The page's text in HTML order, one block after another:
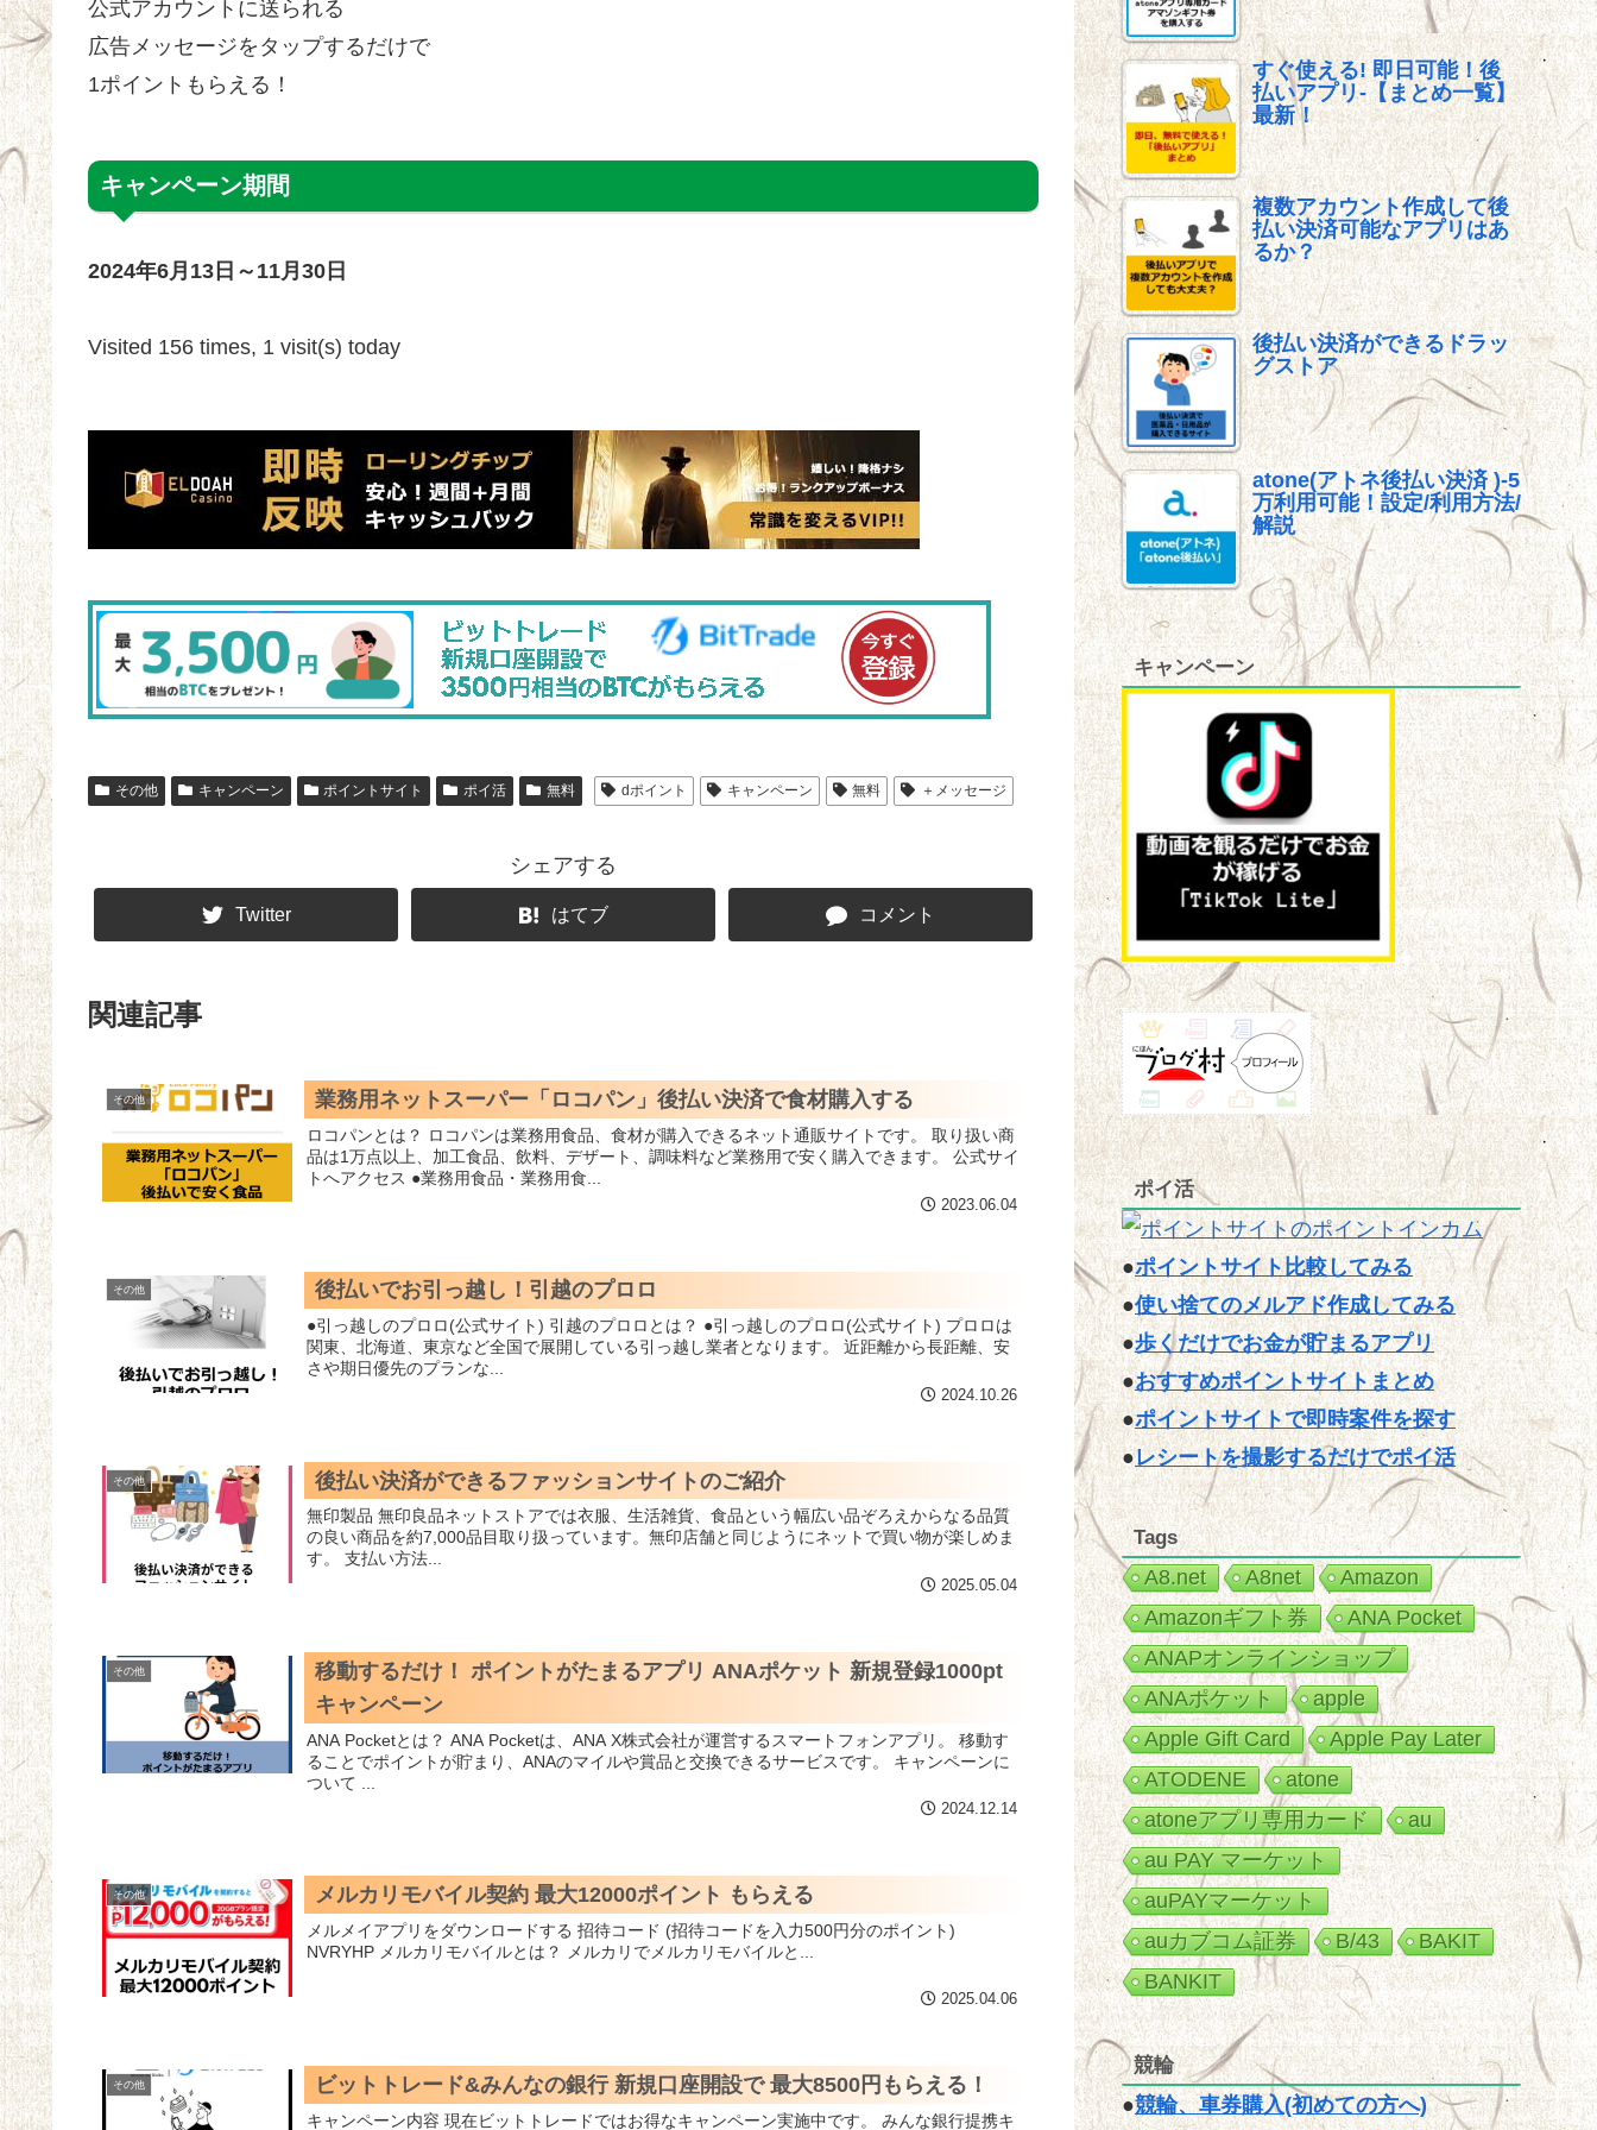
公式アカウントに送られる
広告メッセージをタップするだけで
1ポイントもらえる！
キャンペーン期間
2024年6月13日～11月30日
Visited 156 times, 1 visit(s) today
その他 キャンペーン ポイントサイト ポイ活 無料 dポイント キャンペーン 無料 ＋メッセージ
シェアする
Twitter はてブ コメント
関連記事
その他 業務用ネットスーパー「ロコパン」後払い決済で食材購入する
ロコパンとは？ ロコパンは業務用食品、食材が購入できるネット通販サイトです。 取り扱い商
品は1万点以上、加工食品、飲料、デザート、調味料など業務用で安く購入できます。 公式サイ
トへアクセス ●業務用食品・業務用食...
2023.06.04
その他 後払いでお引っ越し！引越のプロロ
●引っ越しのプロロ(公式サイト) 引越のプロロとは？ ●引っ越しのプロロ(公式サイト) プロロは
関東、北海道、東京など全国で展開している引っ越し業者となります。 近距離から長距離、安
さや期日優先のプランな...
2024.10.26
その他 後払い決済ができるファッションサイトのご紹介
無印製品 無印良品ネットストアでは衣服、生活雑貨、食品という幅広い品ぞろえからなる品質
の良い商品を約7,000品目取り扱っています。無印店舗と同じようにネットで買い物が楽しめま
す。 支払い方法...
2025.05.04
その他
移動するだけ！ ポイントがたまるアプリ ANAポケット 新規登録1000pt
キャンペーン
ANA Pocketとは？ ANA Pocketは、ANA X株式会社が運営するスマートフォンアプリ。 移動す
ることでポイントが貯まり、ANAのマイルや賞品と交換できるサービスです。 キャンペーンに
ついて ...
2024.12.14
その他 メルカリモバイル契約 最大12000ポイント もらえる
メルメイアプリをダウンロードする 招待コード (招待コードを入力500円分のポイント)
NVRYHP メルカリモバイルとは？ メルカリでメルカリモバイルと...
2025.04.06
その他 ビットトレード&みんなの銀行 新規口座開設で 最大8500円もらえる！
キャンペーン内容 現在ビットトレードではお得なキャンペーン実施中です。 みんな銀行提携キ
すぐ使える! 即日可能！後
払いアプリ-【まとめ一覧】
最新！
複数アカウント作成して後
払い決済可能なアプリはあ
るか？
後払い決済ができるドラッ
グストア
atone(アトネ後払い決済 )-5
万利用可能！設定/利用方法/
解説
キャンペーン
ポイ活
●ポイントサイト比較してみる
●使い捨てのメルアド作成してみる
●歩くだけでお金が貯まるアプリ
●おすすめポイントサイトまとめ
●ポイントサイトで即時案件を探す
●レシートを撮影するだけでポイ活
Tags
A8.net A8net
Amazon
Amazonギフト券
ANA Pocket
ANAPオンラインショップ
ANAポケット
apple
Apple Gift Card
Apple Pay Later
ATODENE
atone
atoneアプリ専用カード
au
au PAY マーケット
auPAYマーケット
auカブコム証券
B/43
BAKIT
BANKIT
競輪
●競輪、車券購入(初めての方へ)